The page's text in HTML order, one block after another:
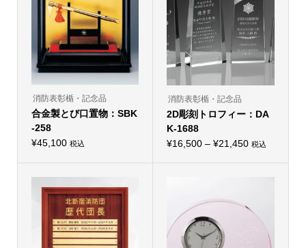
消防表彰楯・記念品
合金製とび口置物：SBK
-258
¥45,100 税込
の
品
消防表彰楯・記念品
2D彫刻トロフィー：DA
K-1688
¥16,500 – ¥21,450価
¥21,450
税込
の
数
の
バ